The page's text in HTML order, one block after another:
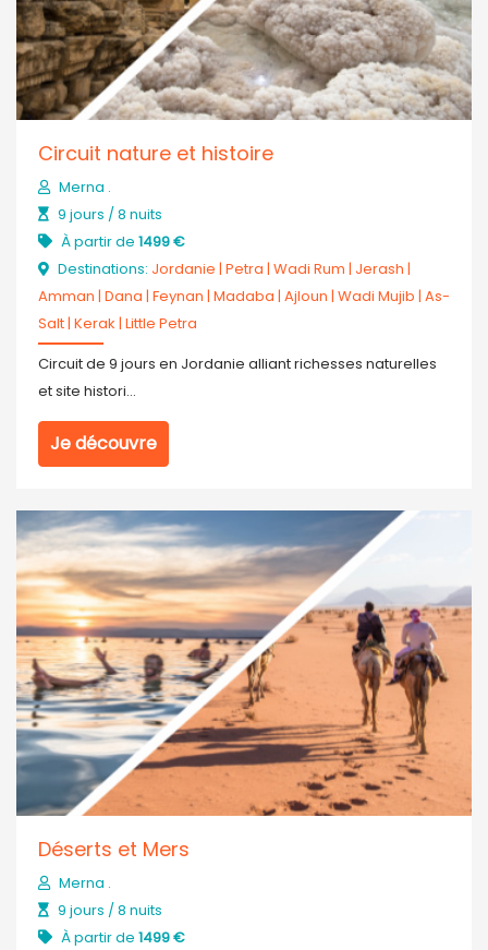
Circuit nature et histoire
Merna .
9 jours / 8 nuits
À partir de 1499 €
Destinations: Jordanie | Petra | Wadi Rum | Jerash |
Amman | Dana | Feynan | Madaba | Ajloun | Wadi Mujib | As-
Salt| Kerak | Little Petra
Circuit de 9 jours en Jordanie alliant richesses naturelles
et site histori...
Je découvre
Déserts et Mers
Merna .
9 jours / 8 nuits
À partir de 1499 €